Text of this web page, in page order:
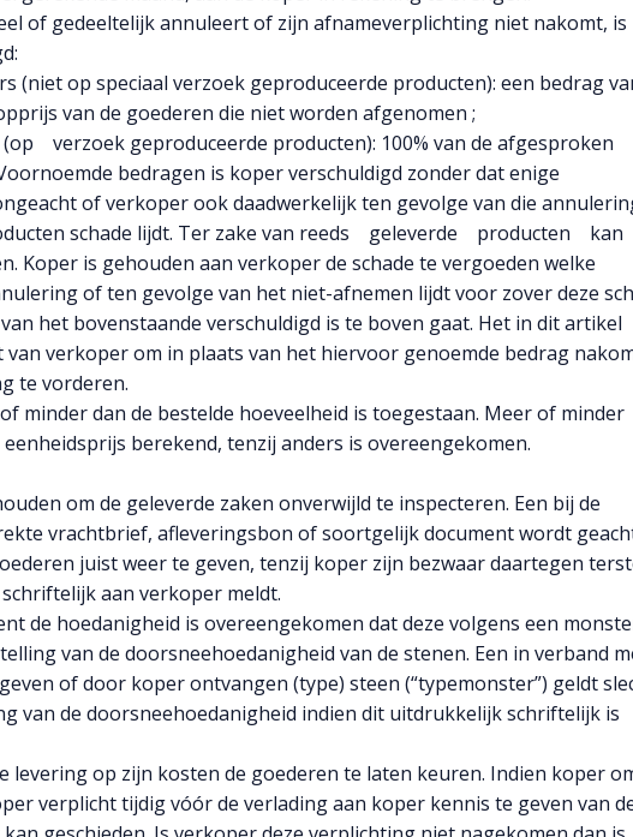
of gedeeltelijk annuleert of zijn afnameverplichting niet nakomt, is
(niet op speciaal verzoek geproduceerde producten): een bedrag
van de goederen die niet worden afgenomen ;
geproduceerde producten): 100% van de afgesproken
bedragen is koper verschuldigd zonder dat enige
of verkoper ook daadwerkelijk ten gevolge van die
schade lijdt. Ter zake van reeds geleverde producten
Koper is gehouden aan verkoper de schade te vergoeden welke
of ten gevolge van het niet-afnemen lijdt voor zover deze
het bovenstaande verschuldigd is te boven gaat. Het in dit artikel
verkoper om in plaats van het hiervoor genoemde bedrag
te vorderen.
minder dan de bestelde hoeveelheid is toegestaan. Meer of minder
berekend, tenzij anders is overeengekomen.
om de geleverde zaken onverwijld te inspecteren. Een bij de
vrachtbrief, afleveringsbon of soortgelijk document wordt
juist weer te geven, tenzij koper zijn bezwaar daartegen
aan verkoper meldt.
de hoedanigheid is overeengekomen dat deze volgens een
van de doorsneehoedanigheid van de stenen. Een in verband
of door koper ontvangen (type) steen (“typemonster”) geldt
van de doorsneehoedanigheid indien dit uitdrukkelijk schriftelijk is
op zijn kosten de goederen te laten keuren. Indien koper
verplicht tijdig vóór de verlading aan koper kennis te geven van